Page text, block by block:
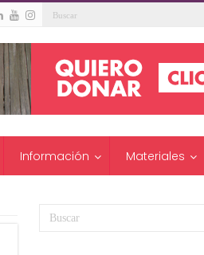
Información Materiales